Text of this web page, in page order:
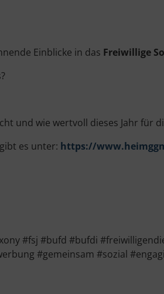
Einblicke in das Freiwillige
und wie wertvoll dieses Jahr
es unter: https://
#fsj #bufd #bufdi
#gemeinsam #sozial